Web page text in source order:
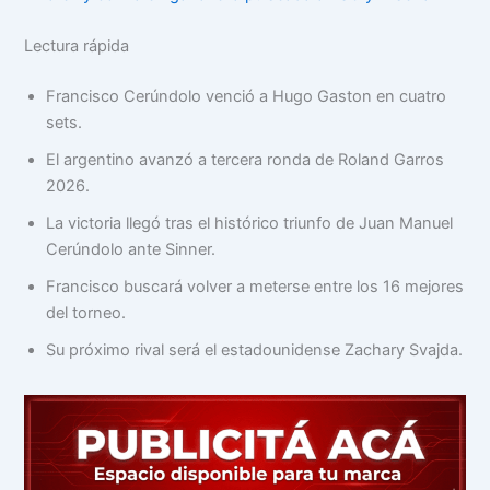
Lectura rápida
Francisco Cerúndolo venció a Hugo Gaston en cuatro
sets.
El argentino avanzó a tercera ronda de Roland Garros
2026.
La victoria llegó tras el histórico triunfo de Juan Manuel
Cerúndolo ante Sinner.
Francisco buscará volver a meterse entre los 16 mejores
del torneo.
Su próximo rival será el estadounidense Zachary Svajda.